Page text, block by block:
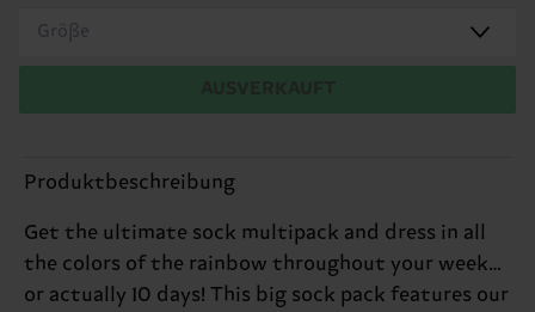
Größe
Produktbeschreibung
Get the ultimate sock multipack and dress in all
the colors of the rainbow throughout your week…
or actually 10 days! This big sock pack features our